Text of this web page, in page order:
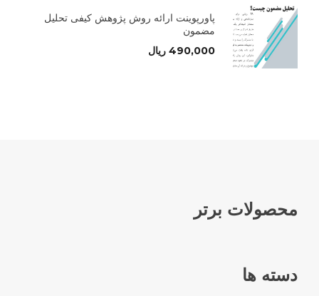
پاورپوینت ارائه روش پژوهش کیفی تحلیل
مضمون
490,000 ریال
محصولات برتر
دسته ها